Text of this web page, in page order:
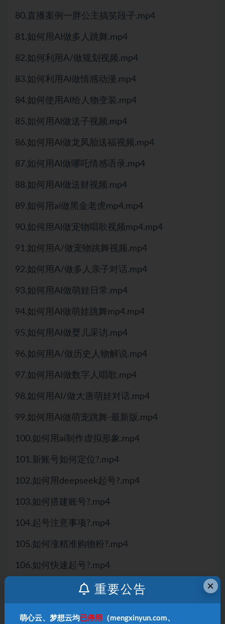
80.直播案例一胖公主搞笑段子.mp4
81.如何用AI做多人跳舞.mp4
82.如何利用A/做规划视频.mp4
83.如何利用Al做情感动漫.mp4
84.如何使用AI给人物变装.mp4
85.如何用Al做送子视频.mp4
86.如何用Al做龙凤胎送福视频.mp4
87.如何用Al做哪吒情感语录.mp4
88.如何用Al做送财视频.mp4
89.如何用ai做黑金老虎mp4.mp4
90.如何用Al做宠物唱歌视频mp4.mp4
91.如何用A/做宠物跳舞视频.mp4
92.如何用A/做多人亲子对话.mp4
93.如何用AI做萌娃日常.mp4
94.如何用Al做萌娃跳舞mp4.mp4
95.如何用AI做婴儿采访.mp4
96.如何用A/做历史人物解说.mp4
97.如何用AI做数字人唱歌.mp4
98.如何用AI/做大唐萌娃对话.mp4
99.如何用Al做萌宠跳舞-最新版.mp4
100.如何用ai制作虚拟形象.mp4
101.新账号如何定位?.mp4
102.如何用deepseek起号?.mp4
103.如何搭建账号?.mp4
104.起号注意事项?.mp4
105.如何涨精准购物粉?.mp4
106.如何快速起号?.mp4
107.如何使用deepseek获取内容灵感与思路.mp4 ×
重要公告
萌心云、梦想云均 已停用
（mengxinyun.com、